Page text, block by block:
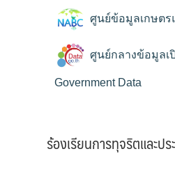
ศูนย์ข้อมูลเกษตร
ศูนย์กลางข้อมูลเ
Government Data
ร้องเรียนการทุจริตและป